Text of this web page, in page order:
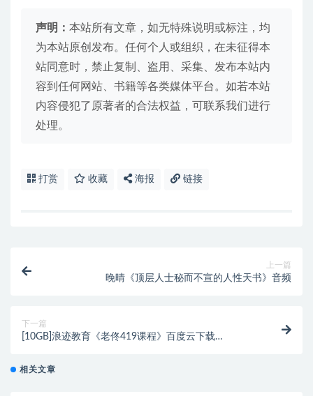
声明： 本站所有文章，如无特殊说明或标注，均
为本站原创发布。任何个人或组织，在未征得本
站同意时，禁止复制、盗用、采集、发布本站内
容到任何网站、书籍等各类媒体平台。如若本站
内容侵犯了原著者的合法权益，可联系我们进行
处理。
打赏 收藏 海报 链接
上一篇
晚晴《顶层人士秘而不宣的人性天书》音频
下一篇
[10GB]浪迹教育《老佟419课程》百度云下载
相关文章